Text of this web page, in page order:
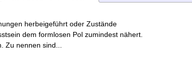
herbeigeführt oder Zustände
dem formlosen Pol zumindest nähert.
Zu nennen sind...